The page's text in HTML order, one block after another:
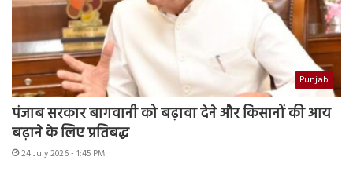
Punjab
पंजाब सरकार बागवानी को बढ़ावा देने और किसानों की आय
बढ़ाने के लिए प्रतिबद्ध
24 July 2026 - 1:45 PM